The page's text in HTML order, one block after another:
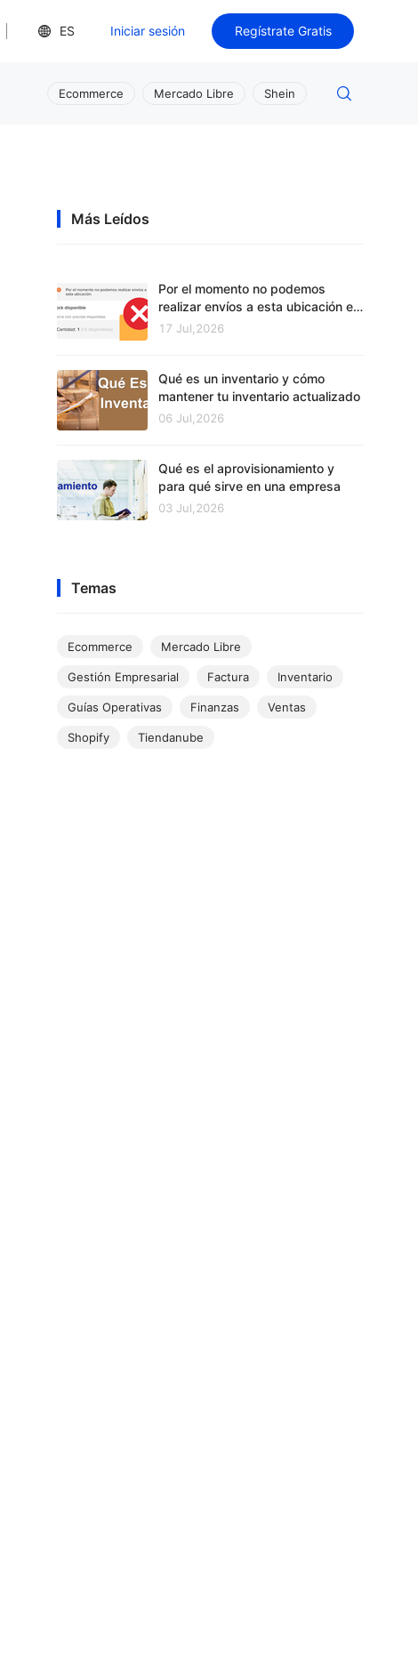
ES Iniciar sesión Regístrate Gratis
Ecommerce Mercado Libre Shein
Más Leídos
Por el momento no podemos
realizar envíos a esta ubicación en
Mercado Libre
17 Jul,2026
Qué es un inventario y cómo
mantener tu inventario actualizado
06 Jul,2026
Qué es el aprovisionamiento y
para qué sirve en una empresa
03 Jul,2026
Temas
Ecommerce Mercado Libre
Gestión Empresarial Factura Inventario
Guías Operativas Finanzas Ventas
Shopify Tiendanube